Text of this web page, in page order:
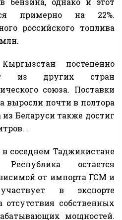
примерно на 22%.
российского топлива
постепенно
из других стран
союза. Поставки
выросли почти в полтора
Беларуси также достиг
.
соседнем Таджикистане
остается
от импорта ГСМ и
в экспорте
отсутствия собственных
мощностей.